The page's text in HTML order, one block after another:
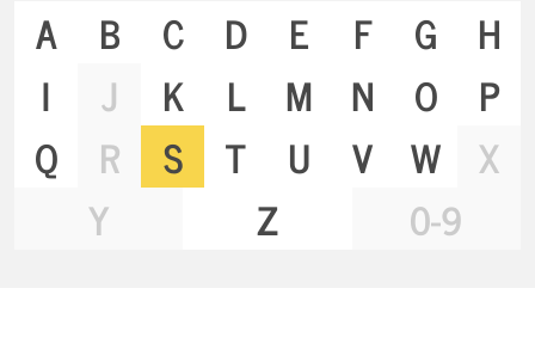
A B C D E F G
H
I
J K L M N O
P
Q
R S T U V W
X
Y
Z 0-9